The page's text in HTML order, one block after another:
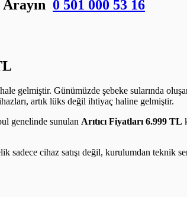
0 501 000 53 16
gelmiştir. Günümüzde şebeke sularında
artık lüks değil ihtiyaç haline gelmiştir.
genelinde sunulan Arıtıcı Fiyatları 6.999 TL
sadece cihaz satışı değil, kurulumdan teknik